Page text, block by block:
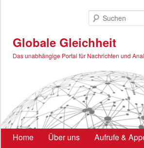
Globale Gleichheit
Das unabhängige Portal für Nachrichten und
Hauptmenü
Home Über uns
Aufrufe &